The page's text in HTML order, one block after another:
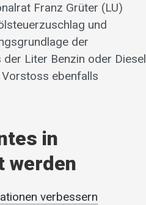
Franz Grüter (LU)
und
der
Liter Benzin oder Diesel
ebenfalls
in
werden
verbessern